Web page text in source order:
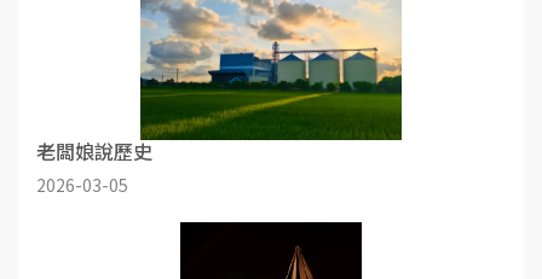
老闆娘說歷史
2026-03-05